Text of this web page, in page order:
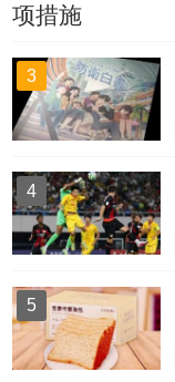
项措施
3
4
5